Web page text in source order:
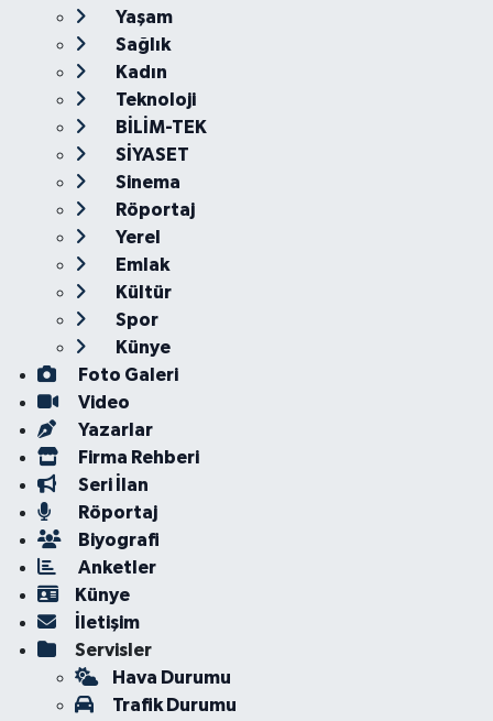
Yaşam
Sağlık
Kadın
Teknoloji
BİLİM-TEK
SİYASET
Sinema
Röportaj
Yerel
Emlak
Kültür
Spor
Künye
Foto Galeri
Video
Yazarlar
Firma Rehberi
Seri İlan
Röportaj
Biyografi
Anketler
Künye
İletişim
Servisler
Hava Durumu
Trafik Durumu